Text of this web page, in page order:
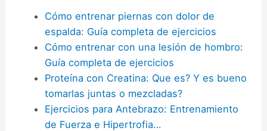
Cómo entrenar piernas con dolor de
espalda: Guía completa de ejercicios
Cómo entrenar con una lesión de hombro:
Guía completa de ejercicios
Proteína con Creatina: Que es? Y es bueno
tomarlas juntas o mezcladas?
Ejercicios para Antebrazo: Entrenamiento
de Fuerza e Hipertrofia…